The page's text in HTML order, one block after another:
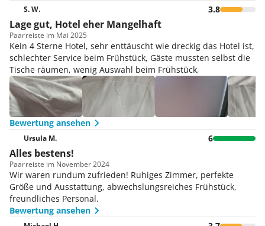
S. W. 3.8
Lage gut, Hotel eher Mangelhaft
Paarreiste im Mai 2025
Kein 4 Sterne Hotel, sehr enttäuscht wie dreckig das Hotel ist,
schlechter Service beim Frühstück, Gäste mussten selbst die
Tische räumen, wenig Auswahl beim Frühstück,
Bewertung ansehen
Ursula M. 6
Alles bestens!
Paarreiste im November 2024
Wir waren rundum zufrieden! Ruhiges Zimmer, perfekte
Größe und Ausstattung, abwechslungsreiches Frühstück,
freundliches Personal.
Bewertung ansehen